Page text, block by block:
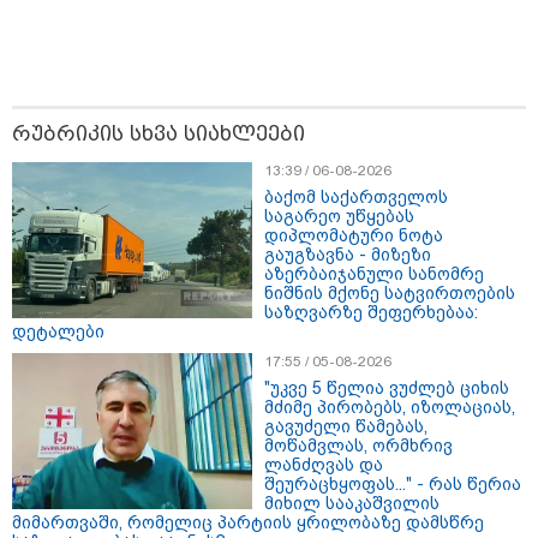
10:45 / 07-08-2026
"აშშ კვლავაც ღრმად
შეშფოთებულია რუსეთის მიერ
საქართველოს ტერიტორიის
განგრძობადი ოკუპაციით" -
აშშ-ის საელჩო
09:05 / 07-08-2026
ცნობილ "ტიკტოკერს" ლაივის
დროს ესროლეს, ის ადგილზე
გარდაიცვალა - რას ამბობს
მომხდარზე მექსიკის პოლიცია
რუბრიკის სხვა სიახლეები
13:39 / 06-08-2026
ბაქომ საქართველოს
საგარეო უწყებას
დიპლომატური ნოტა
გაუგზავნა - მიზეზი
აზერბაიჯანული სანომრე
ნიშნის მქონე სატვირთოების
საზღვარზე შეფერხებაა:
დეტალები
17:55 / 05-08-2026
"უკვე 5 წელია ვუძლებ ციხის
მძიმე პირობებს, იზოლაციას,
გავუძელი წამებას,
მოწამვლას, ორმხრივ
ლანძღვას და
შეურაცხყოფას..." - რას წერია
მიხილ სააკაშვილის
მიმართვაში, რომელიც პარტიის ყრილობაზე დამსწრე